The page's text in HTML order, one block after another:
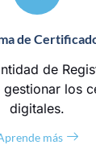
de
de
los
digitales.
más